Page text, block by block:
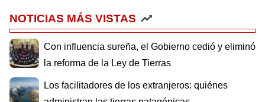
NOTICIAS MÁS VISTAS
Con influencia sureña, el Gobierno cedió y eliminó
la reforma de la Ley de Tierras
Los facilitadores de los extranjeros: quiénes